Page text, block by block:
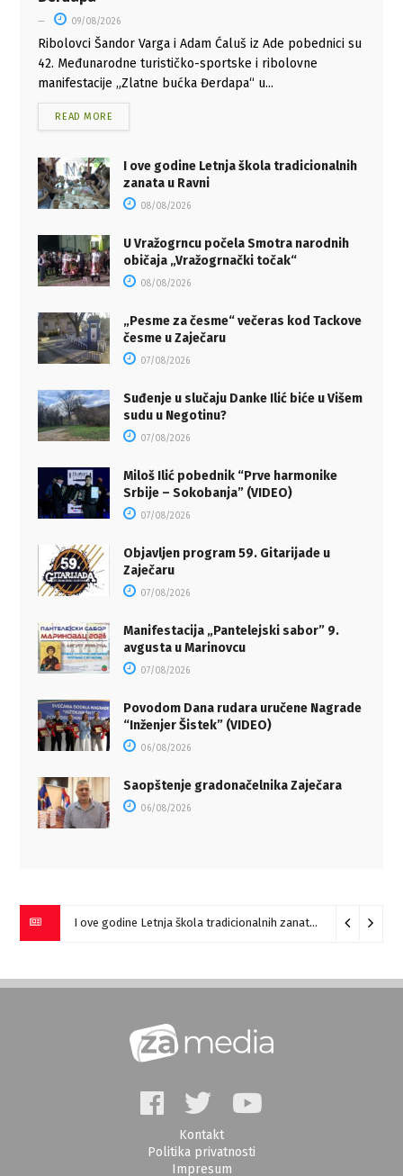
09/08/2026
Ribolovci Šandor Varga i Adam Ćaluš iz Ade pobednici su
42. Međunarodne turističko-sportske i ribolovne
manifestacije „Zlatne bućka Đerdapa“ u...
READ MORE
I ove godine Letnja škola tradicionalnih
zanata u Ravni
08/08/2026
U Vražogrncu počela Smotra narodnih
običaja „Vražogrnački točak“
08/08/2026
„Pesme za česme“ večeras kod Tackove
česme u Zaječaru
07/08/2026
Suđenje u slučaju Danke Ilić biće u Višem
sudu u Negotinu?
07/08/2026
Miloš Ilić pobednik “Prve harmonike
Srbije – Sokobanja” (VIDEO)
07/08/2026
Objavljen program 59. Gitarijade u
Zaječaru
07/08/2026
Manifestacija „Pantelejski sabor” 9.
avgusta u Marinovcu
07/08/2026
Povodom Dana rudara uručene Nagrade
“Inženjer Šistek” (VIDEO)
06/08/2026
Saopštenje gradonačelnika Zaječara
06/08/2026
I ove godine Letnja škola tradicionalnih zanata u Ravni 08/08/
Kontakt
Politika privatnosti
Impresum